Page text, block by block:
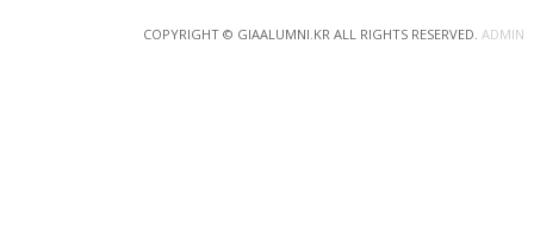
COPYRIGHT © GIAALUMNI.KR ALL RIGHTS RESERVED. ADMIN